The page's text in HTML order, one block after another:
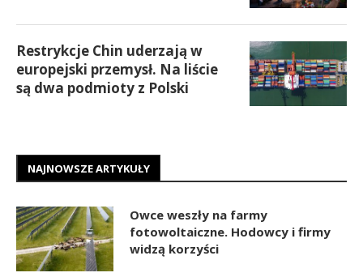
Restrykcje Chin uderzają w
europejski przemysł. Na liście
są dwa podmioty z Polski
NAJNOWSZE ARTYKUŁY
Owce weszły na farmy
fotowoltaiczne. Hodowcy i firmy
widzą korzyści